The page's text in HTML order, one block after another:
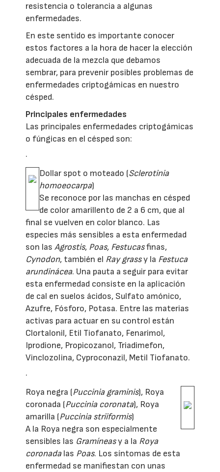
resistencia o tolerancia a algunas
enfermedades.
En este sentido es importante conocer
estos factores a la hora de hacer la elección
adecuada de la mezcla que debamos
sembrar, para prevenir posibles problemas de
enfermedades criptogámicas en nuestro
césped.
Principales enfermedades
Las principales enfermedades criptogámicas
o fúngicas en el césped son:
·
Dollar spot o moteado (Sclerotinia
homoeocarpa)
Se reconoce por las manchas en césped
de color amarillento de 2 a 6 cm, que al
final se vuelven en color blanco. Las
especies más sensibles a esta enfermedad
son lasAgrostis, Poas, Festucasfinas,
Cynodon, también el Ray grassy la Festuca
arundinácea. Una pauta a seguir para evitar
esta enfermedad consiste en la aplicación
de cal en suelos ácidos, Sulfato amónico,
Azufre, Fósforo, Potasa. Entre las materias
activas para actuar en su control están
Clortalonil, Etil Tiofanato, Fenarimol,
Iprodione, Propicozanol, Triadimefon,
Vinclozolina, Cyproconazil, Metil Tiofanato.
·
Roya negra (Puccinia graminis), Roya
coronada (Puccinia coronata), Roya
amarilla (Puccinia striiformis)
A la Roya negra son especialmente
sensibles las Gramíneasy a la Roya
coronada las Poas. Los síntomas de esta
enfermedad se manifiestan con unas